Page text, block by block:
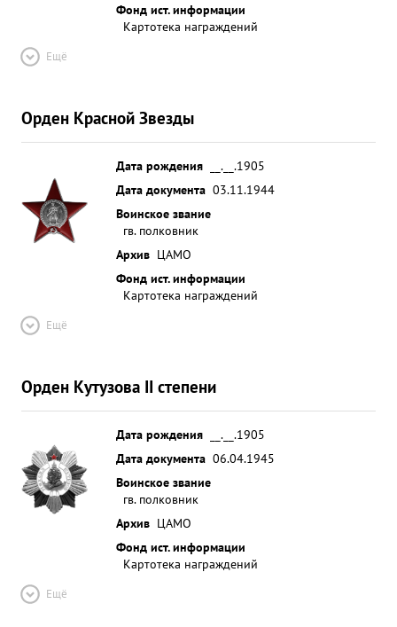
Фонд ист. информации
Картотека награждений
Ещё
Орден Красной Звезды
Дата рождения
__.__.1905
Дата документа 03.11.1944
Воинское звание
гв. полковник
Архив ЦАМО
Фонд ист. информации
Картотека награждений
Ещё
Орден Кутузова II степени
Дата рождения
__.__.1905
Дата документа 06.04.1945
Воинское звание
гв. полковник
Архив ЦАМО
Фонд ист. информации
Картотека награждений
Ещё